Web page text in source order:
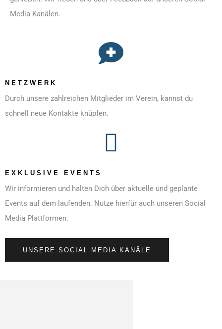
Media Kanälen.
NETZWERK
Durch unsere zahlreichen Mitglieder im Verein, kannst du
schnell neue Kontakte knüpfen.
EXKLUSIVE EVENTS
Wir informieren und halten Dich über aktuelle und geplante
Events auf dem laufenden. Nutze hierfür auch unseren Social
Media Plattformen.
UNSERE SOCIAL MEDIA KANÄLE